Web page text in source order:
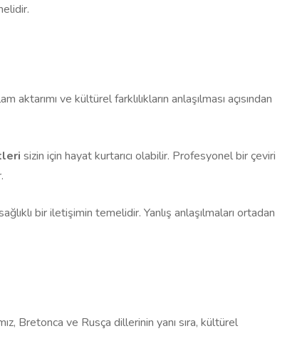
ve kültürel farklılıkların anlaşılması açısından
sizin için hayat kurtarıcı olabilir. Profesyonel bir çeviri
bir iletişimin temelidir. Yanlış anlaşılmaları ortadan
Bretonca ve Rusça dillerinin yanı sıra, kültürel